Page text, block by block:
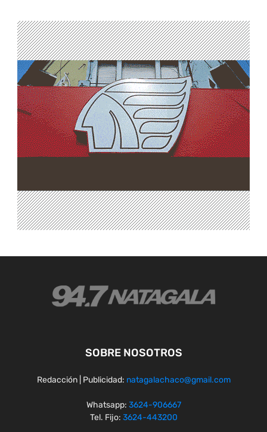
SOBRE NOSOTROS
Redacción | Publicidad: natagalachaco@gmail.com
Whatsapp: 3624-906667
Tel. Fijo: 3624-443200